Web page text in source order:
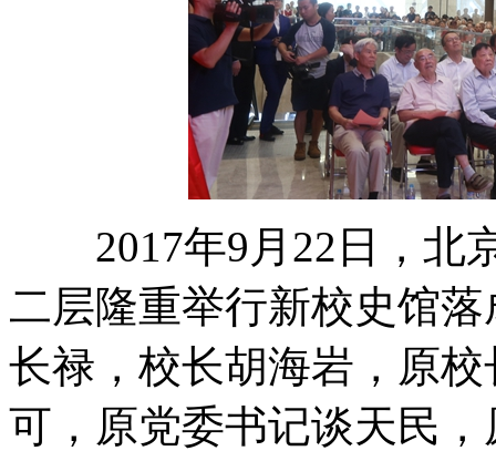
2017年9月22日，北
二层隆重举行新校史馆
长禄，校长胡海岩，原
可，原党委书记谈天民